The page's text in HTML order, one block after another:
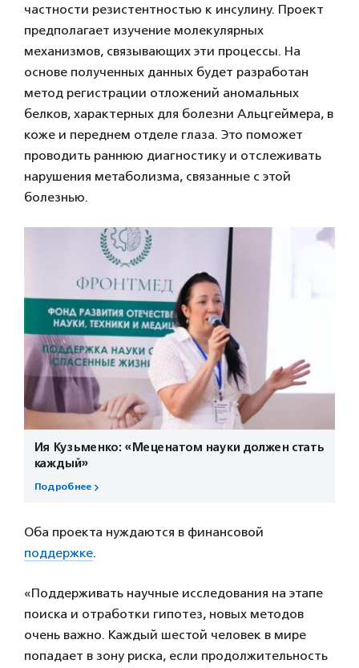
частности резистентностью к инсулину. Проект
предполагает изучение молекулярных
механизмов, связывающих эти процессы. На
основе полученных данных будет разработан
метод регистрации отложений аномальных
белков, характерных для болезни Альцгеймера, в
коже и переднем отделе глаза. Это поможет
проводить раннюю диагностику и отслеживать
нарушения метаболизма, связанные с этой
болезнью.
Ия Кузьменко: «Меценатом науки должен стать
каждый»
Подробнее
Оба проекта нуждаются в финансовой
поддержке.
«Поддерживать научные исследования на этапе
поиска и отработки гипотез, новых методов
очень важно. Каждый шестой человек в мире
попадает в зону риска, если продолжительность